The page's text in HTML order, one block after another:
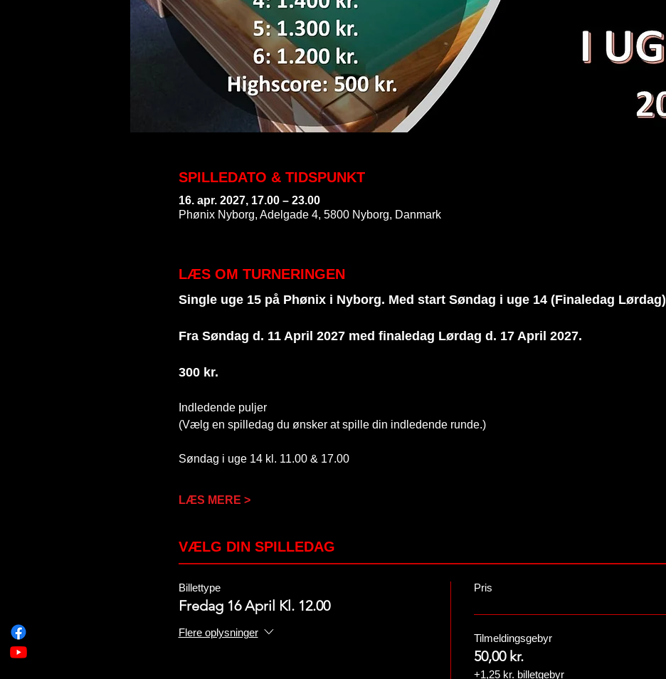
SPILLEDATO & TIDSPUNKT
16. apr. 2027, 17.00 – 23.00
Phønix Nyborg, Adelgade 4, 5800 Nyborg, Danmark
LÆS OM TURNERINGEN
Single uge 15 på Phønix i Nyborg. Med start Søndag i uge 14 (Finaledag Lørdag)
Fra Søndag d. 11 April 2027 med finaledag Lørdag d. 17 April 2027.
300 kr.
Indledende puljer
(Vælg en spilledag du ønsker at spille din indledende runde.)
Søndag i uge 14 kl. 11.00 & 17.00
LÆS MERE >
VÆLG DIN SPILLEDAG
Billettype
Fredag 16 April Kl. 12.00
Flere oplysninger
Pris
Tilmeldingsgebyr
50,00 kr.
+1,25 kr. billetgebyr